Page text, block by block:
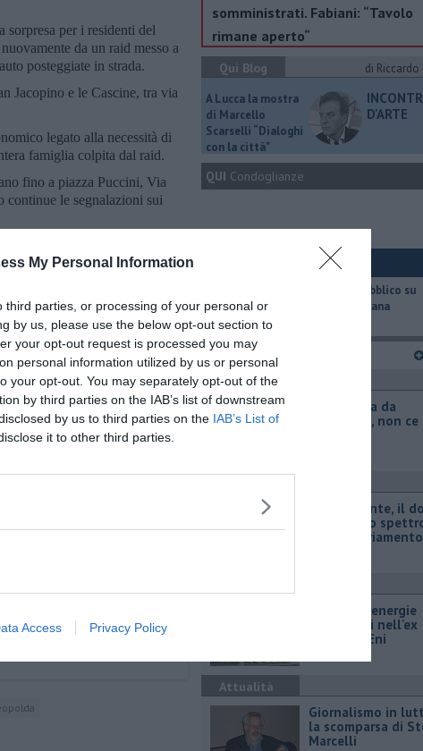
My Personal Information
parties, or processing of your personal or
by us, please use the below opt-out section to
your opt-out request is processed you may
personal information utilized by us or personal
your opt-out. You may separately opt-out of the
by third parties on the IAB’s list of downstream
by us to third parties on the IAB’s List of
it to other third parties.
Access Privacy Policy
sorpresa per i residenti del
da un raid messo a
posteggiate in strada.
Jacopino e le Cascine, tra via
legato alla necessità di
famiglia colpita dal raid.
fino a piazza Puccini, Via
continue le segnalazioni sui
QUInews - ToscanaMedia.
somministrati. Fabiani: “Tavolo
rimane aperto“
Qui Blog
di Riccardo
A Lucca la mostra
di Marcello
Scarselli “Dialoghi
con la città"
D'ARTE
QUI Condoglianze
​Il trasporto pubblico su
gomma in Toscana
Ultimi articoli
Cronaca
Contagiata da
legionella, non
Retiambiente, il
Fortini e lo
commissariamento
Hub delle energie
rinnovabili nell'ex
deposito Eni
Attualità
Giornalismo in
la scomparsa di
Marcelli